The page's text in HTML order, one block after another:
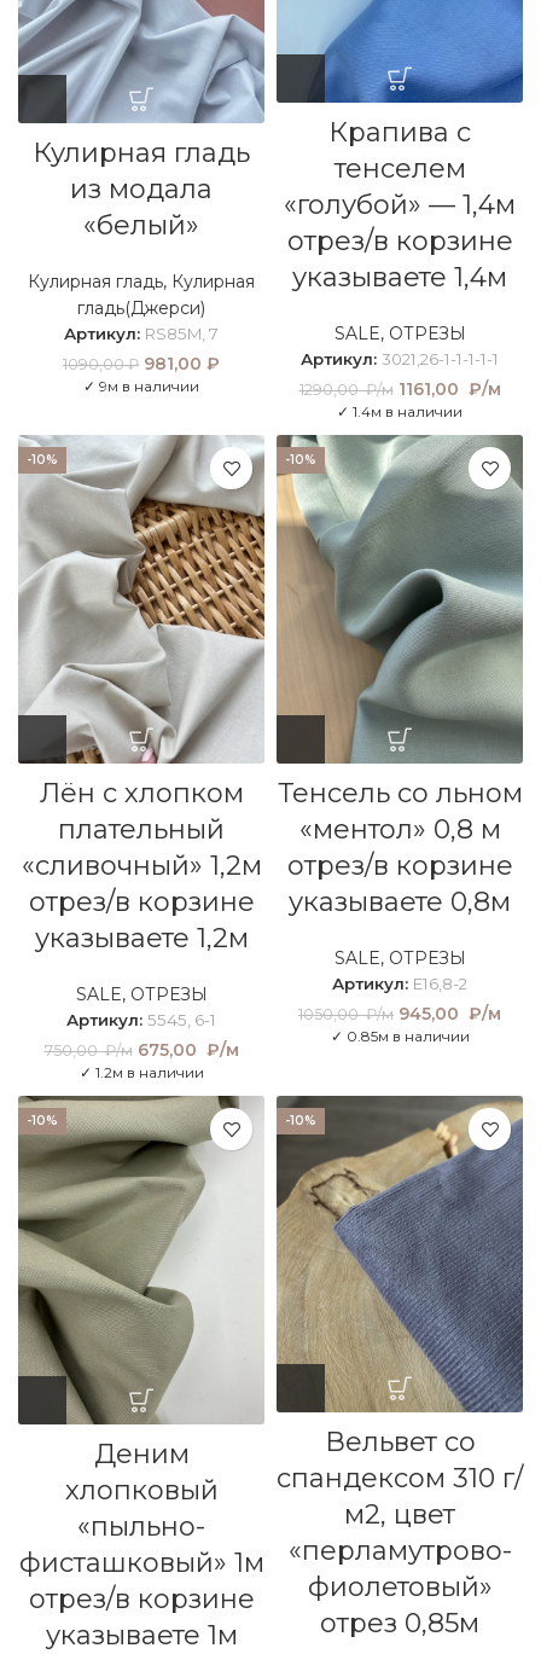
Кулирная гладь
из модала
«белый»
Кулирная гладь, Кулирная
гладь(Джерси)
Артикул: RS85M, 7
1090,00₽ Первоначальная
цена составляла
981,00 ₽
✓ 9м в наличии
Крапива с
тенселем
«голубой» — 1,4м
отрез/в корзине
указываете 1,4м
SALE, ОТРЕЗЫ
Артикул: 3021,26-1-1-1-1-1
1290,00₽/м
цена составляла
1290,00 ₽/м.
1161,00 ₽/м
✓ 1.4м в наличии
-10%
Лён с хлопком
плательный
«сливочный» 1,2м
отрез/в корзине
указываете 1,2м
SALE, ОТРЕЗЫ
Артикул: 5545, 6-1
750,00₽/м Первоначальная
цена составляла
750,00 ₽/м.
675,00 ₽/м
675,00
₽/м.
✓ 1.2м в наличии
-10%
Тенсель со льном
«ментол» 0,8 м
отрез/в корзине
указываете 0,8м
SALE, ОТРЕЗЫ
Артикул: E16,8-2
1050,00₽/м
цена
945,00 ₽/м
✓ 0.85м в наличии
-10%
Деним
хлопковый
«пыльно-
фисташковый» 1м
отрез/в корзине
указываете 1м
-10%
Вельвет со
спандексом 310 г/
м2, цвет
«перламутрово-
фиолетовый»
отрез 0,85м